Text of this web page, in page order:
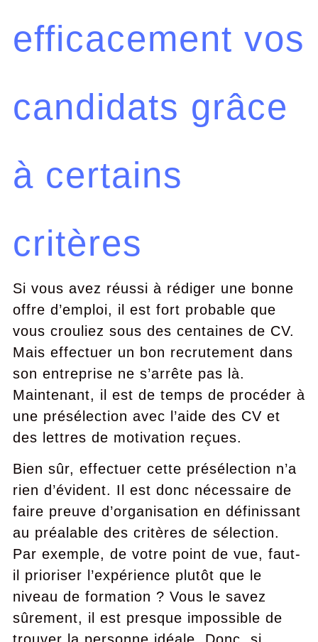
efficacement vos
candidats grâce
à certains
critères
Si vous avez réussi à rédiger une bonne
offre d’emploi, il est fort probable que
vous crouliez sous des centaines de CV.
Mais effectuer un bon recrutement dans
son entreprise ne s’arrête pas là.
Maintenant, il est de temps de procéder à
une présélection avec l’aide des CV et
des lettres de motivation reçues.
Bien sûr, effectuer cette présélection n’a
rien d’évident. Il est donc nécessaire de
faire preuve d’organisation en définissant
au préalable des critères de sélection.
Par exemple, de votre point de vue, faut-
il prioriser l’expérience plutôt que le
niveau de formation ? Vous le savez
sûrement, il est presque impossible de